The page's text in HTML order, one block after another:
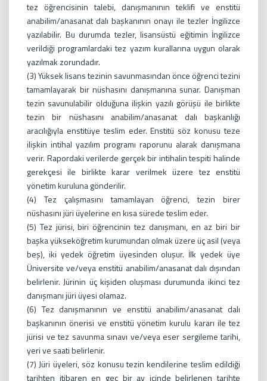
tez öğrencisinin talebi, danışmanının teklifi ve enstitü
anabilim/anasanat dalı başkanının onayı ile tezler İngilizce
yazılabilir. Bu durumda tezler, lisansüstü eğitimin İngilizce
verildiği programlardaki tez yazım kurallarına uygun olarak
yazılmak zorundadır.
(3) Yüksek lisans tezinin savunmasından önce öğrenci tezini
tamamlayarak bir nüshasını danışmanına sunar. Danışman
tezin savunulabilir olduğuna ilişkin yazılı görüşü ile birlikte
tezin bir nüshasını anabilim/anasanat dalı başkanlığı
aracılığıyla enstitüye teslim eder. Enstitü söz konusu teze
ilişkin intihal yazılım programı raporunu alarak danışmana
verir. Rapordaki verilerde gerçek bir intihalin tespiti halinde
gerekçesi ile birlikte karar verilmek üzere tez enstitü
yönetim kuruluna gönderilir.
(4) Tez çalışmasını tamamlayan öğrenci, tezin birer
nüshasını jüri üyelerine en kısa sürede teslim eder.
(5) Tez jürisi, biri öğrencinin tez danışmanı, en az biri bir
başka yükseköğretim kurumundan olmak üzere üç asil (veya
beş), iki yedek öğretim üyesinden oluşur. İlk yedek üye
Üniversite ve/veya enstitü anabilim/anasanat dalı dışından
belirlenir. Jürinin üç kişiden oluşması durumunda ikinci tez
danışmanı jüri üyesi olamaz.
(6) Tez danışmanının ve enstitü anabilim/anasanat dalı
başkanının önerisi ve enstitü yönetim kurulu kararı ile tez
jürisi ve tez savunma sınavı ve/veya eser sergileme tarihi,
yeri ve saati belirlenir.
(7) Jüri üyeleri, söz konusu tezin kendilerine teslim edildiği
tarihten itibaren en geç bir ay içinde belirlenen tarihte